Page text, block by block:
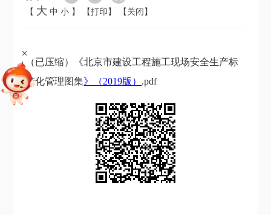
【 大 中 小 】 【打印】 【关闭】
（已压缩）《北京市建设工程施工现场安全生产标
准化管理图集》（2019版） .pdf
+